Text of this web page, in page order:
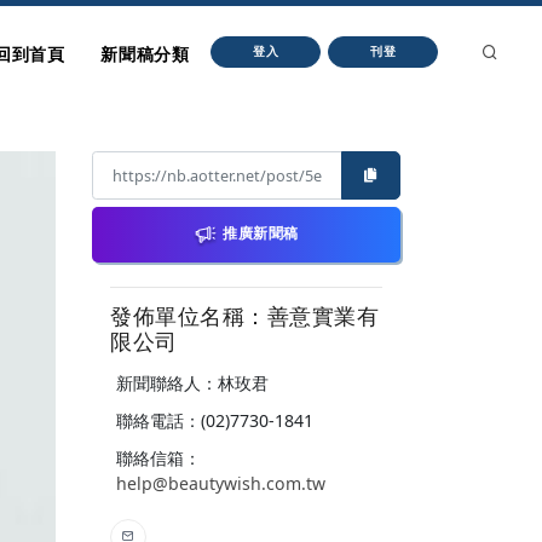
到首頁 新聞稿分類 登入 刊登
推廣新聞稿
發佈單位名稱：善意實業有
限公司
新聞聯絡人：林玫君
聯絡電話：(02)7730-1841
聯絡信箱：
help@beautywish.com.tw